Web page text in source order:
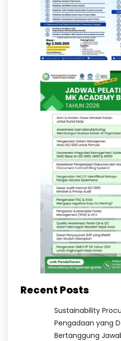
Recent Posts
Sustainability
Pengadaan yang
Bertanggung